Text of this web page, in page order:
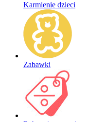
Karmienie dzieci
Zabawki